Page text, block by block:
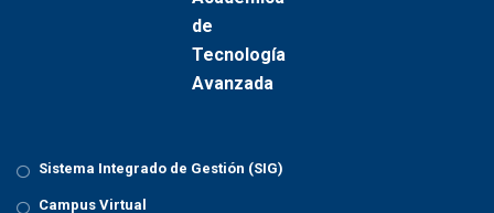
Sistema Integrado de Gestión (SIG)
Campus Virtual